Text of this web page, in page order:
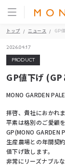
トップ ニュース GP
2026.04.17
PRODUCT
GP値下げ (GP
MONO GARDEN
拝啓、貴社におかれ
平素は格別のご愛顧
GP(MONO GARDEN
生産農場との年間契
値下げ致します。
非常にリーズナブル